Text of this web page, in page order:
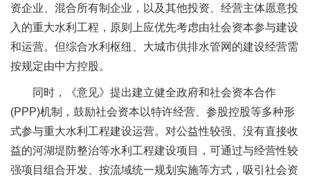
资企业、混合所有制企业，以及其他投资、经营主体愿意投
入的重大水利工程，原则上应优先考虑由社会资本参与建设
和运营。但综合水利枢纽、大城市供排水管网的建设经营需
按规定由中方控股。
同时，《意见》提出建立健全政府和社会资本合作
(PPP)机制，鼓励社会资本以特许经营、参股控股等多种形
式参与重大水利工程建设运营。对公益性较强、没有直接收
益的河湖堤防整治等水利工程建设项目，可通过与经营性较
强项目组合开发、按流域统一规划实施等方式，吸引社会资